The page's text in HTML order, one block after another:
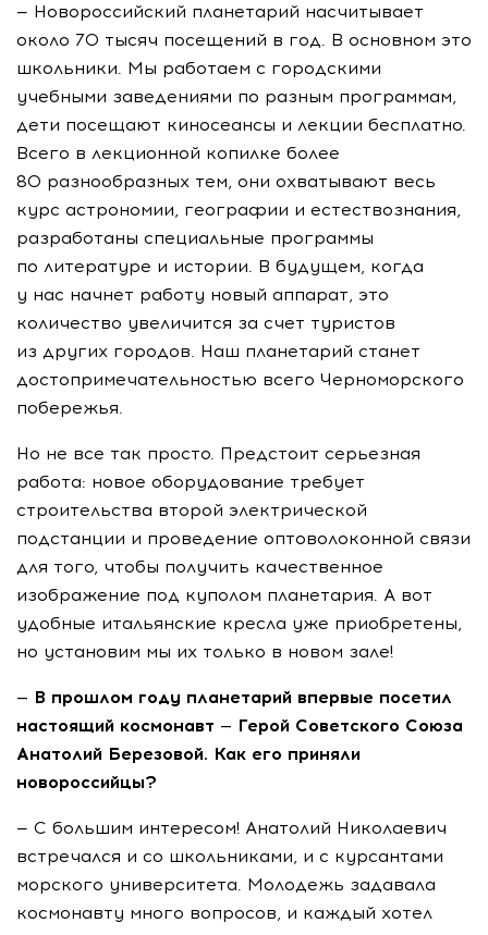
— Новороссийский планетарий насчитывает
около 70 тысяч посещений в год. В основном это
школьники. Мы работаем с городскими
учебными заведениями по разным программам,
дети посещают киносеансы и лекции бесплатно.
Всего в лекционной копилке более
80 разнообразных тем, они охватывают весь
курс астрономии, географии и естествознания,
разработаны специальные программы
по литературе и истории. В будущем, когда
у нас начнет работу новый аппарат, это
количество увеличится за счет туристов
из других городов. Наш планетарий станет
достопримечательностью всего Черноморского
побережья.
Но не все так просто. Предстоит серьезная
работа: новое оборудование требует
строительства второй электрической
подстанции и проведение оптоволоконной связи
для того, чтобы получить качественное
изображение под куполом планетария. А вот
удобные итальянские кресла уже приобретены,
но установим мы их только в новом зале!
— В прошлом году планетарий впервые посетил
настоящий космонавт — Герой Советского Союза
Анатолий Березовой. Как его приняли
новороссийцы?
— С большим интересом! Анатолий Николаевич
встречался и со школьниками, и с курсантами
морского университета. Молодежь задавала
космонавту много вопросов, и каждый хотел